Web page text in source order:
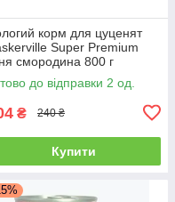
корм для цуценят
Super Premium
смородина 800 г
до відправки 2 од.
₴ 240 ₴
Купити